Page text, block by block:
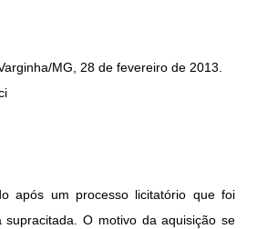
MG, 28 de fevereiro de 2013.
após um processo licitatório que foi
supracitada. O motivo da aquisição se